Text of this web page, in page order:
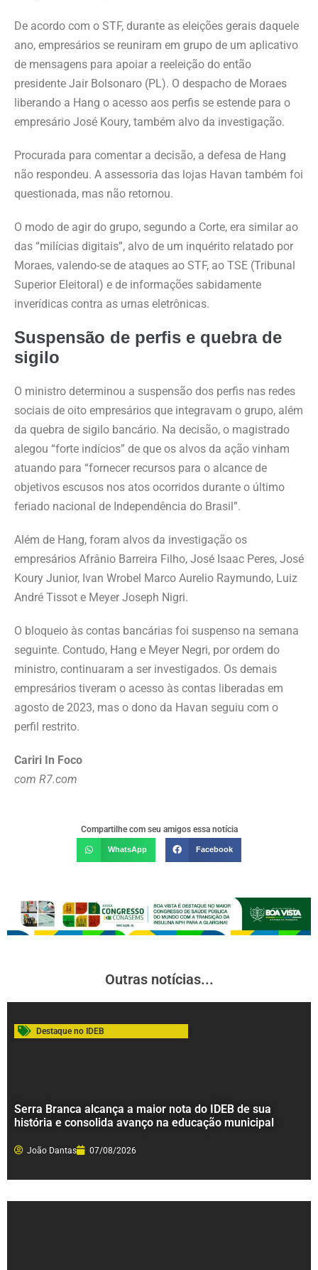
De acordo com o STF, durante as eleições gerais daquele
ano, empresários se reuniram em grupo de um aplicativo
de mensagens para apoiar a reeleição do então
presidente Jair Bolsonaro (PL). O despacho de Moraes
liberando a Hang o acesso aos perfis se estende para o
empresário José Koury, também alvo da investigação.
Procurada para comentar a decisão, a defesa de Hang
não respondeu. A assessoria das lojas Havan também foi
questionada, mas não retornou.
O modo de agir do grupo, segundo a Corte, era similar ao
das “milícias digitais”, alvo de um inquérito relatado por
Moraes, valendo-se de ataques ao STF, ao TSE (Tribunal
Superior Eleitoral) e de informações sabidamente
inverídicas contra as urnas eletrônicas.
Suspensão de perfis e quebra de
sigilo
O ministro determinou a suspensão dos perfis nas redes
sociais de oito empresários que integravam o grupo, além
da quebra de sigilo bancário. Na decisão, o magistrado
alegou “forte indícios” de que os alvos da ação vinham
atuando para “fornecer recursos para o alcance de
objetivos escusos nos atos ocorridos durante o último
feriado nacional de Independência do Brasil”.
Além de Hang, foram alvos da investigação os
empresários Afrânio Barreira Filho, José Isaac Peres, José
Koury Junior, Ivan Wrobel Marco Aurelio Raymundo, Luiz
André Tissot e Meyer Joseph Nigri.
O bloqueio às contas bancárias foi suspenso na semana
seguinte. Contudo, Hang e Meyer Negri, por ordem do
ministro, continuaram a ser investigados. Os demais
empresários tiveram o acesso às contas liberadas em
agosto de 2023, mas o dono da Havan seguiu com o
perfil restrito.
Cariri In Foco
com R7.com
Compartilhe com seu amigos essa notícia
WhatsApp Facebook
Outras notícias...
Destaque no IDEB
Serra Branca alcança a maior nota do IDEB de sua
história e consolida avanço na educação municipal
João Dantas 07/08/2026